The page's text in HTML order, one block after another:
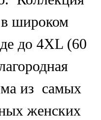
широком
до 4XL (60
из самых
женских